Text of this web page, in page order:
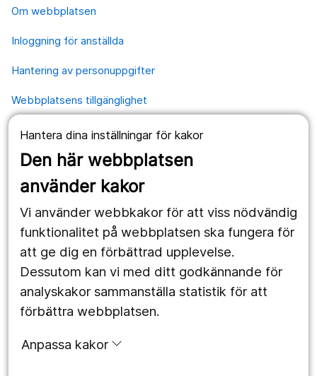
Hantera dina inställningar för kakor
Den här webbplatsen
använder kakor
Vi använder webbkakor för att viss nödvändig
funktionalitet på webbplatsen ska fungera för
att ge dig en förbättrad upplevelse.
Dessutom kan vi med ditt godkännande för
analyskakor sammanställa statistik för att
förbättra webbplatsen.
Anpassa kakor
Om webbplatsen
Inloggning för anställda
Hantering av personuppgifter
Webbplatsens tillgänglighet
Våra webbplatser
1177.se
Region Örebro län
Följ oss
Facebook